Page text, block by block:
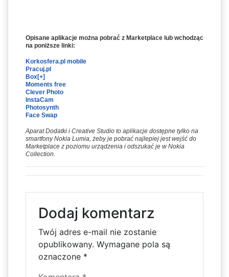
Opisane aplikacje można pobrać z Marketplace lub wchodząc
na poniższe linki:
Korkosfera.pl mobile
Pracuj.pl
Box[+]
Moments free
Clever Photo
InstaCam
Photosynth
Face Swap
Aparat Dodatki i Creative Studio to aplikacje dostępne tylko na
smartfony Nokia Lumia, żeby je pobrać najlepiej jest wejść do
Marketplace z poziomu urządzenia i odszukać je w Nokia
Collection.
Dodaj komentarz
Twój adres e-mail nie zostanie
opublikowany. Wymagane pola są
oznaczone *